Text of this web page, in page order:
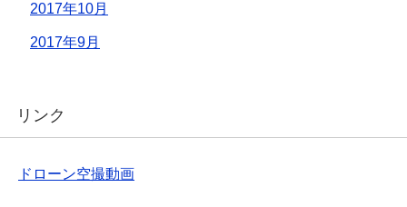
2017年10月
2017年9月
リンク
ドローン空撮動画